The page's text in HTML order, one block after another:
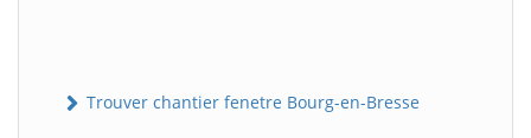
Trouver chantier fenetre Bourg-en-Bresse